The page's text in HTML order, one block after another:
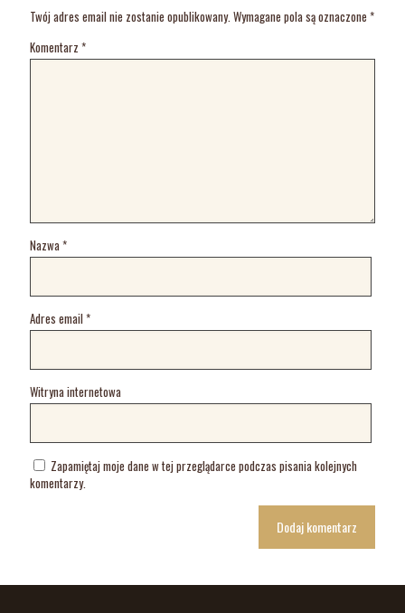
Twój adres email nie zostanie opublikowany. Wymagane pola są oznaczone *
Komentarz *
Nazwa *
Adres email*
Witryna internetowa
Zapamiętaj moje dane w tej przeglądarce podczas pisania kolejnych
komentarzy.